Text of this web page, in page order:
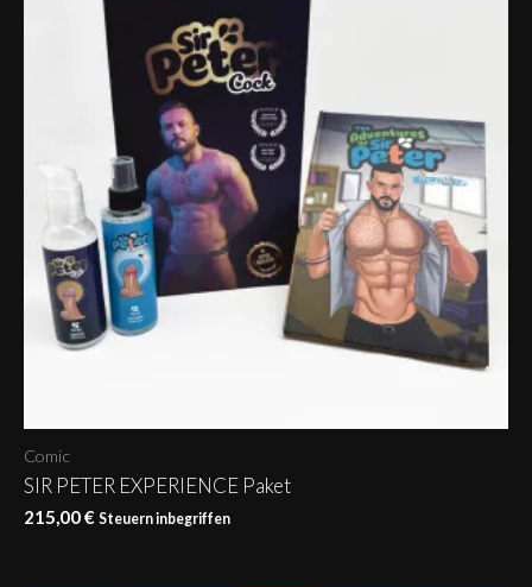
Comic
SIR PETER EXPERIENCE Paket
215,00€ Steuern inbegriffen